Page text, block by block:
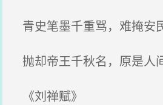
青史笔墨千重骂，难掩安
抛却帝王千秋名，原是人
《刘禅赋》